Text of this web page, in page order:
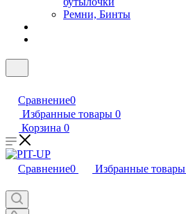
Ремни, Бинты
Сравнение0
Избранные товары 0
Корзина 0
Сравнение0 Избранные товары